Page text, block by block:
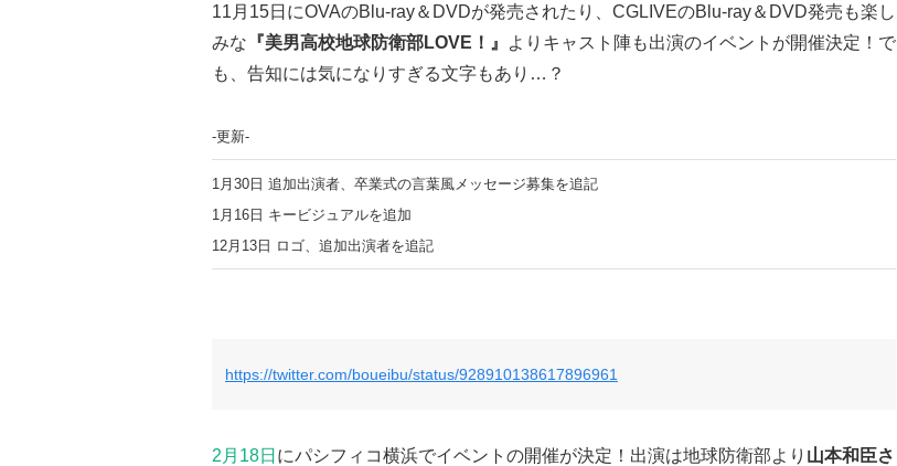
11月15日にOVAのBlu-ray＆DVDが発売されたり、CGLIVEのBlu-ray＆DVD発売も楽し
みな 『美男高校地球防衛部LOVE！』
よりキャスト陣も出演のイベントが開催決定！で
も、告知には気になりすぎる文字もあり…？
-更新-
1月30日 追加出演者、卒業式の言葉風メッセージ募集を追記
1月16日 キービジュアルを追加
12月13日 ロゴ、追加出演者を追記
https://twitter.com/boueibu/status/928910138617896961
2月18日 にパシフィコ横浜でイベントの開催が決定！出演は地球防衛部より 山本和臣さ